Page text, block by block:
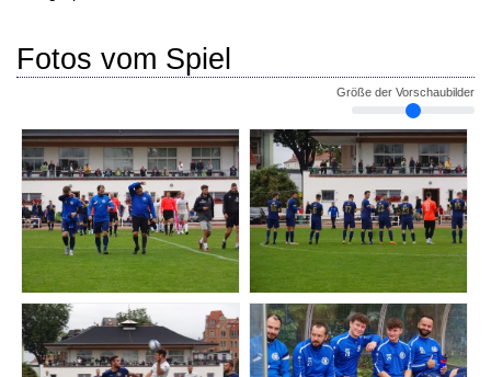
Fotos vom Spiel
Größe der Vorschaubilder